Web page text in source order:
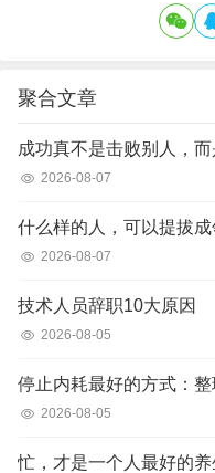
聚合文章
成功真不是击败别人，
2026-08-07
什么样的人，可以提拔成
2026-08-07
技术人员辞职10大原因
2026-08-05
停止内耗最好的方式：整
2026-08-05
忙，才是一个人最好的养